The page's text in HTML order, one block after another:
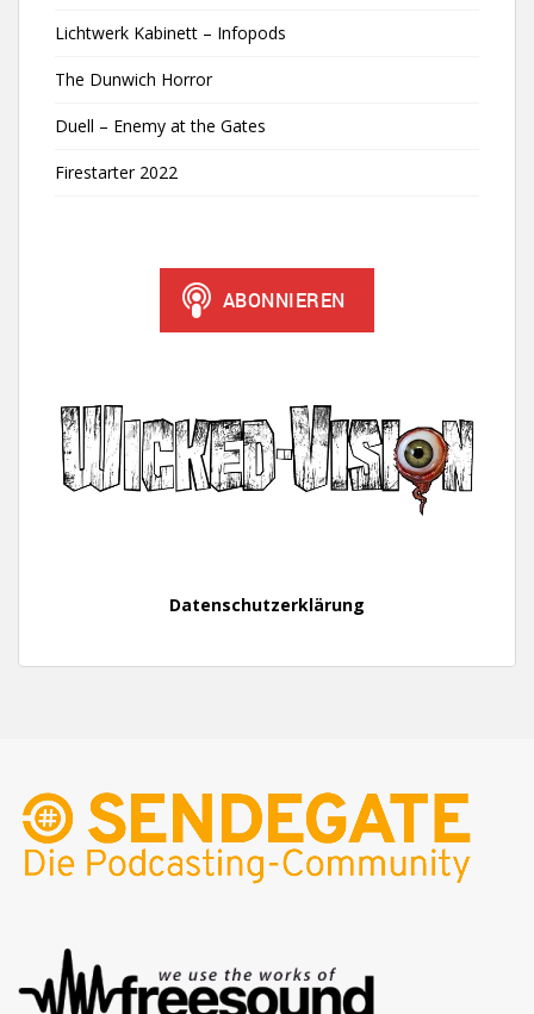
Lichtwerk Kabinett – Infopods
The Dunwich Horror
Duell – Enemy at the Gates
Firestarter 2022
Datenschutzerklärung